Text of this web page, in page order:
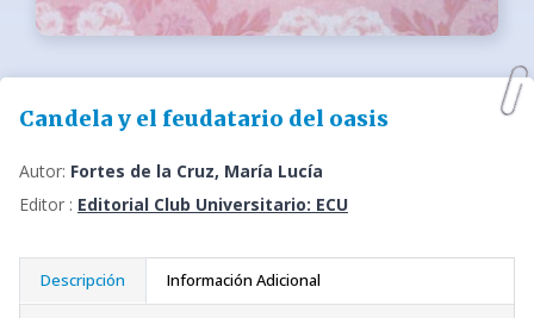
Candela y el feudatario del oasis
Autor: Fortes de la Cruz, María Lucía
Editor : Editorial Club Universitario: ECU
Descripción Información Adicional